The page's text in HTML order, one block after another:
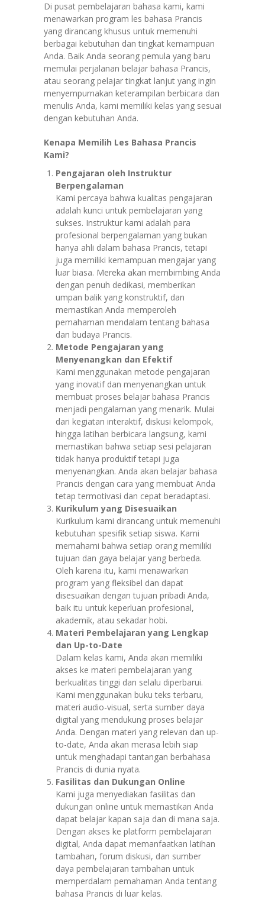
Di pusat pembelajaran bahasa kami, kami
menawarkan program les bahasa Prancis
yang dirancang khusus untuk memenuhi
berbagai kebutuhan dan tingkat kemampuan
Anda. Baik Anda seorang pemula yang baru
memulai perjalanan belajar bahasa Prancis,
atau seorang pelajar tingkat lanjut yang ingin
menyempurnakan keterampilan berbicara dan
menulis Anda, kami memiliki kelas yang sesuai
dengan kebutuhan Anda.
Kenapa Memilih Les Bahasa Prancis
Kami?
Pengajaran oleh Instruktur
Berpengalaman
Kami percaya bahwa kualitas pengajaran
adalah kunci untuk pembelajaran yang
sukses. Instruktur kami adalah para
profesional berpengalaman yang bukan
hanya ahli dalam bahasa Prancis, tetapi
juga memiliki kemampuan mengajar yang
luar biasa. Mereka akan membimbing Anda
dengan penuh dedikasi, memberikan
umpan balik yang konstruktif, dan
memastikan Anda memperoleh
pemahaman mendalam tentang bahasa
dan budaya Prancis.
Metode Pengajaran yang
Menyenangkan dan Efektif
Kami menggunakan metode pengajaran
yang inovatif dan menyenangkan untuk
membuat proses belajar bahasa Prancis
menjadi pengalaman yang menarik. Mulai
dari kegiatan interaktif, diskusi kelompok,
hingga latihan berbicara langsung, kami
memastikan bahwa setiap sesi pelajaran
tidak hanya produktif tetapi juga
menyenangkan. Anda akan belajar bahasa
Prancis dengan cara yang membuat Anda
tetap termotivasi dan cepat beradaptasi.
Kurikulum yang Disesuaikan
Kurikulum kami dirancang untuk memenuhi
kebutuhan spesifik setiap siswa. Kami
memahami bahwa setiap orang memiliki
tujuan dan gaya belajar yang berbeda.
Oleh karena itu, kami menawarkan
program yang fleksibel dan dapat
disesuaikan dengan tujuan pribadi Anda,
baik itu untuk keperluan profesional,
akademik, atau sekadar hobi.
Materi Pembelajaran yang Lengkap
dan Up-to-Date
Dalam kelas kami, Anda akan memiliki
akses ke materi pembelajaran yang
berkualitas tinggi dan selalu diperbarui.
Kami menggunakan buku teks terbaru,
materi audio-visual, serta sumber daya
digital yang mendukung proses belajar
Anda. Dengan materi yang relevan dan up-
to-date, Anda akan merasa lebih siap
untuk menghadapi tantangan berbahasa
Prancis di dunia nyata.
Fasilitas dan Dukungan Online
Kami juga menyediakan fasilitas dan
dukungan online untuk memastikan Anda
dapat belajar kapan saja dan di mana saja.
Dengan akses ke platform pembelajaran
digital, Anda dapat memanfaatkan latihan
tambahan, forum diskusi, dan sumber
daya pembelajaran tambahan untuk
memperdalam pemahaman Anda tentang
bahasa Prancis di luar kelas.